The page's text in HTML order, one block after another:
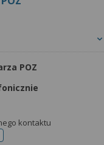
POZ
kontaktu
rejestracji
Twoich